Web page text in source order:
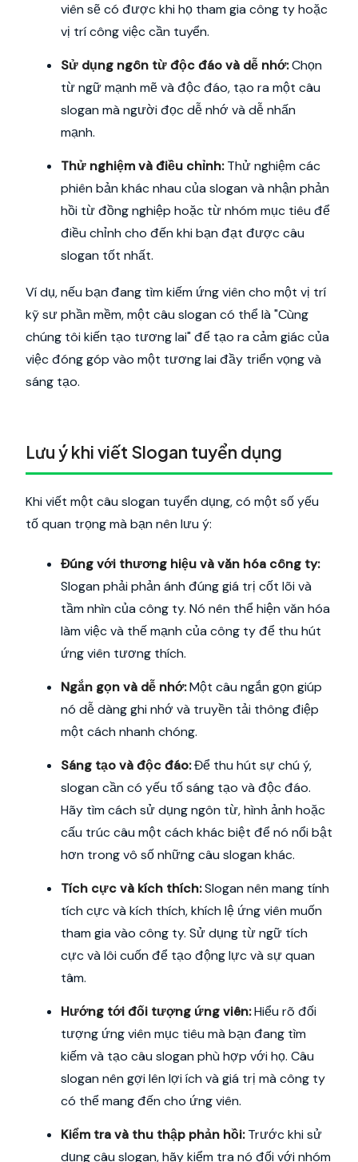
viên sẽ có được khi họ tham gia công ty hoặc
vị trí công việc cần tuyển.
Sử dụng ngôn từ độc đáo và dễ nhớ:Chọn
từ ngữ mạnh mẽ và độc đáo, tạo ra một câu
slogan mà người đọc dễ nhớ và dễ nhấn
mạnh.
Thử nghiệm và điều chỉnh:Thử nghiệm các
phiên bản khác nhau của slogan và nhận phản
hồi từ đồng nghiệp hoặc từ nhóm mục tiêu để
điều chỉnh cho đến khi bạn đạt được câu
slogan tốt nhất.
Ví dụ, nếu bạn đang tìm kiếm ứng viên cho một vị trí
kỹ sư phần mềm, một câu slogan có thể là "Cùng
chúng tôi kiến tạo tương lai" để tạo ra cảm giác của
việc đóng góp vào một tương lai đầy triển vọng và
sáng tạo.
Lưu ý khi viết Slogan tuyển dụng
Khi viết một câu slogan tuyển dụng, có một số yếu
tố quan trọng mà bạn nên lưu ý:
Đúng với thương hiệu và văn hóa công ty:
Slogan phải phản ánh đúng giá trị cốt lõi và
tầm nhìn của công ty. Nó nên thể hiện văn hóa
làm việc và thế mạnh của công ty để thu hút
ứng viên tương thích.
Ngắn gọn và dễ nhớ:Một câu ngắn gọn giúp
nó dễ dàng ghi nhớ và truyền tải thông điệp
một cách nhanh chóng.
Sáng tạo và độc đáo:Để thu hút sự chú ý,
slogan cần có yếu tố sáng tạo và độc đáo.
Hãy tìm cách sử dụng ngôn từ, hình ảnh hoặc
cấu trúc câu một cách khác biệt để nó nổi bật
hơn trong vô số những câu slogan khác.
Tích cực và kích thích:Slogan nên mang tính
tích cực và kích thích, khích lệ ứng viên muốn
tham gia vào công ty. Sử dụng từ ngữ tích
cực và lôi cuốn để tạo động lực và sự quan
tâm.
Hướng tới đối tượng ứng viên:Hiểu rõ đối
tượng ứng viên mục tiêu mà bạn đang tìm
kiếm và tạo câu slogan phù hợp với họ. Câu
slogan nên gợi lên lợi ích và giá trị mà công ty
có thể mang đến cho ứng viên.
Kiểm tra và thu thập phản hồi:Trước khi sử
dụng câu slogan, hãy kiểm tra nó đối với nhóm